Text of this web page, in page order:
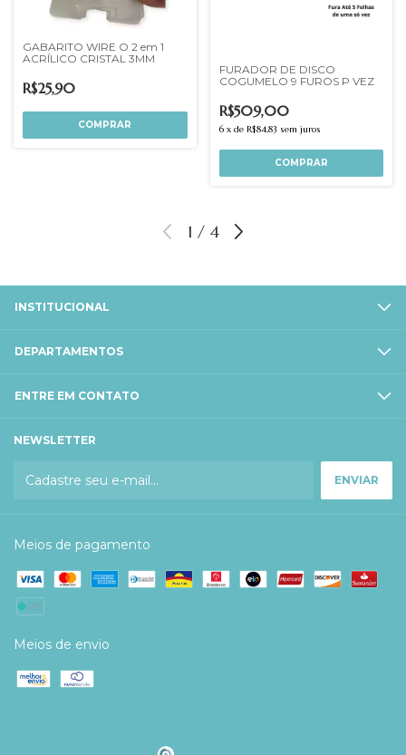
GABARITO WIRE O 2 em 1
ACRÍLICO CRISTAL 3MM
R$25,90
FURADOR DE DISCO
COGUMELO 9 FUROS P VEZ
R$509,00
6 x de R$84,83 sem juros
1 / 4
INSTITUCIONAL
DEPARTAMENTOS
ENTRE EM CONTATO
NEWSLETTER
Meios de pagamento
Meios de envio